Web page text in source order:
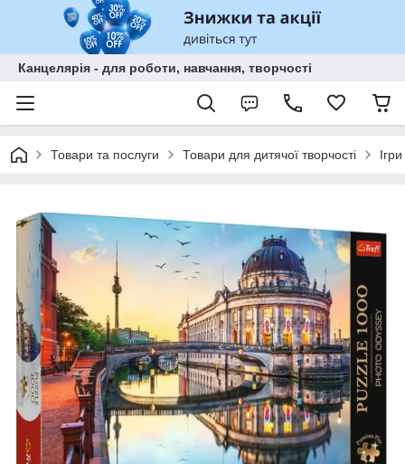
Канцелярія - для роботи, навчання, творчості
Товари та послуги Товари для дитячої творчості